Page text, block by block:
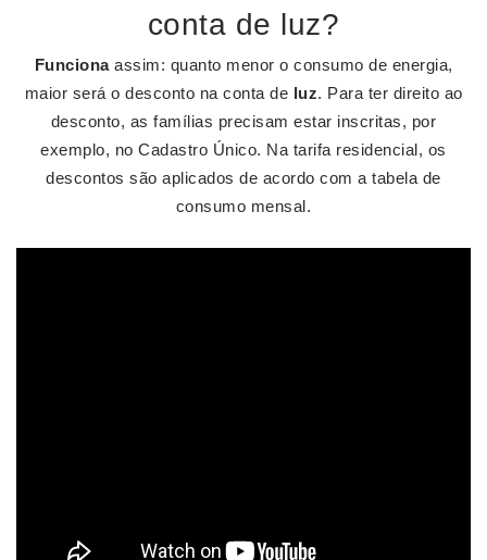
conta de luz?
Funcionaassim: quanto menor o consumo de energia,
maior será o desconto na conta de luz. Para ter direito ao
desconto, as famílias precisam estar inscritas, por
exemplo, no Cadastro Único. Na tarifa residencial, os
descontos são aplicados de acordo com a tabela de
consumo mensal.